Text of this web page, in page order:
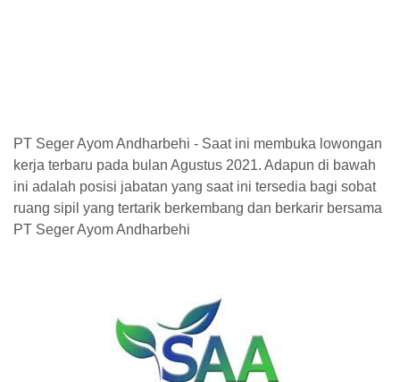
PT Seger Ayom Andharbehi - Saat ini membuka lowongan
kerja terbaru pada bulan Agustus 2021. Adapun di bawah
ini adalah posisi jabatan yang saat ini tersedia bagi sobat
ruang sipil yang tertarik berkembang dan berkarir bersama
PT Seger Ayom Andharbehi